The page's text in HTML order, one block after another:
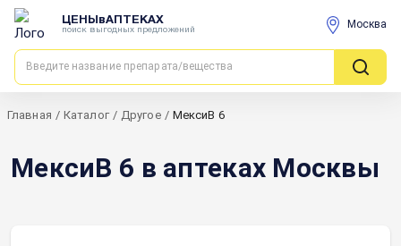
ЦЕНЫвАПТЕКАХ
поиск выгодных предложений Москва
Главная / Каталог / Другое / МексиВ 6
МексиВ 6 в аптеках Москвы